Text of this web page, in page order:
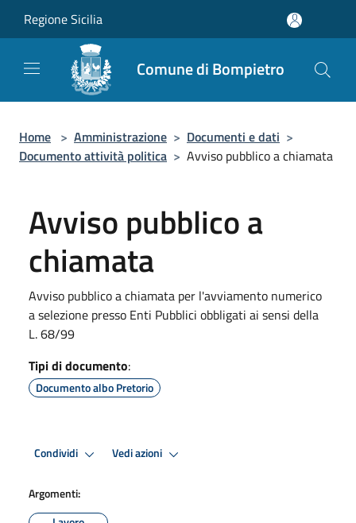
Regione Sicilia
Comune di Bompietro
Home > Amministrazione > Documenti e dati >
Documento attività politica > Avviso pubblico a chiamata
Avviso pubblico a
chiamata
Avviso pubblico a chiamata per l'avviamento numerico
a selezione presso Enti Pubblici obbligati ai sensi della
L. 68/99
Tipi di documento:
Documento albo Pretorio
Condividi Vedi azioni
Argomenti: